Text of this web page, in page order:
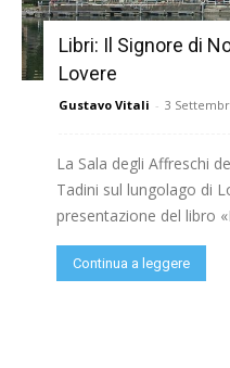
Libri: Il Signore di
Lovere
Gustavo Vitali - 3
La Sala degli Affreschi
Tadini sul lungolago di
presentazione del libro
Continua a leggere